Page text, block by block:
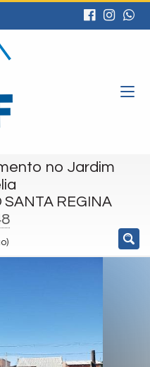
no Jardim
SANTA REGINA